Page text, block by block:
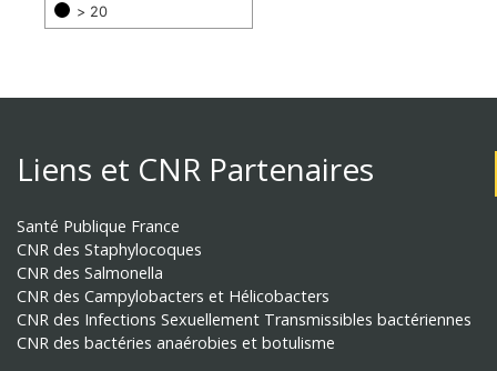
> 20
Liens et CNR Partenaires
Santé Publique France
CNR des Staphylocoques
CNR des Salmonella
CNR des Campylobacters et Hélicobacters
CNR des Infections Sexuellement Transmissibles bactériennes
CNR des bactéries anaérobies et botulisme